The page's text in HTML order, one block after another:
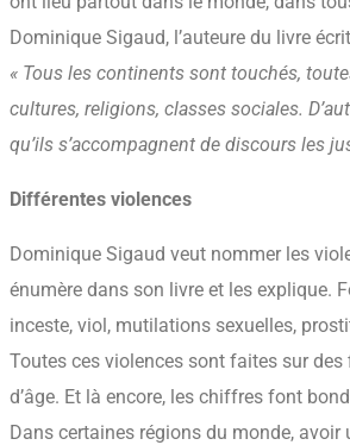
Dominique Sigaud, l’auteure du livre
« Tous les continents sont touchés,
cultures, religions, classes sociales.
qu’ils s’accompagnent de discours les
Différentes violences
Dominique Sigaud veut nommer les
énumère dans son livre et les explique.
inceste, viol, mutilations sexuelles,
Toutes ces violences sont faites sur des
d’âge. Et là encore, les chiffres font
Dans certaines régions du monde, avoir